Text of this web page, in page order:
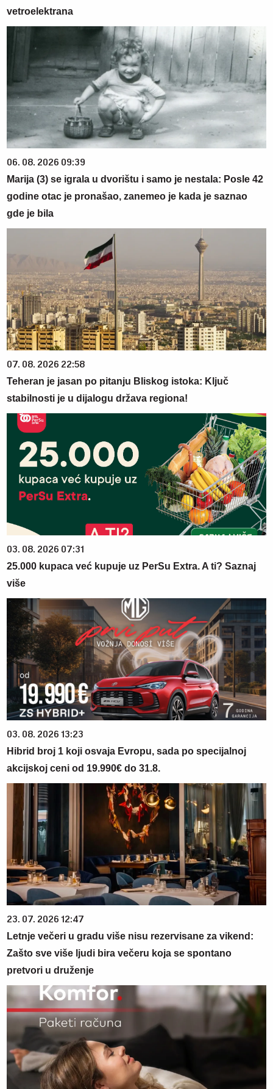
vetroelektrana
06. 08. 2026 09:39
Marija (3) se igrala u dvorištu i samo je nestala: Posle 42
godine otac je pronašao, zanemeo je kada je saznao
gde je bila
07. 08. 2026 22:58
Teheran je jasan po pitanju Bliskog istoka: Ključ
stabilnosti je u dijalogu država regiona!
03. 08. 2026 07:31
25.000 kupaca već kupuje uz PerSu Extra. A ti? Saznaj
više
03. 08. 2026 13:23
Hibrid broj 1 koji osvaja Evropu, sada po specijalnoj
akcijskoj ceni od 19.990€ do 31.8.
23. 07. 2026 12:47
Letnje večeri u gradu više nisu rezervisane za vikend:
Zašto sve više ljudi bira večeru koja se spontano
pretvori u druženje